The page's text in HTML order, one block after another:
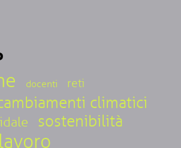
docenti reti
climatici
sostenibilità